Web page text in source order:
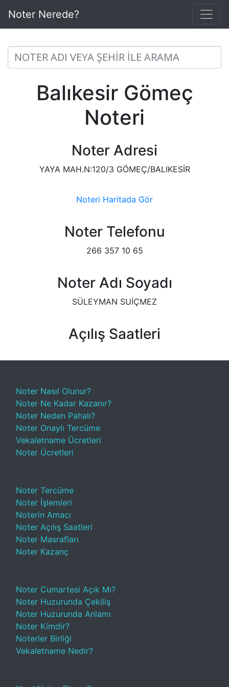
Noter Nerede?
Balıkesir Gömeç
Noteri
Noter Adresi
YAYA MAH.N:120/3 GÖMEÇ/BALIKESİR
Noteri Haritada Gör
Noter Telefonu
266 357 10 65
Noter Adı Soyadı
SÜLEYMAN SUİÇMEZ
Açılış Saatleri
Noter Nasıl Olunur?
Noter Ne Kadar Kazanır?
Noter Neden Pahalı?
Noter Onaylı Tercüme
Vekaletname Ücretleri
Noter Ücretleri
Noter Tercüme
Noter İşlemleri
Noterin Amacı
Noter Açılış Saatleri
Noter Masrafları
Noter Kazanç
Noter Cumartesi Açık Mı?
Noter Huzurunda Çekiliş
Noter Huzurunda Anlamı
Noter Kimdir?
Noterler Birliği
Vekaletname Nedir?